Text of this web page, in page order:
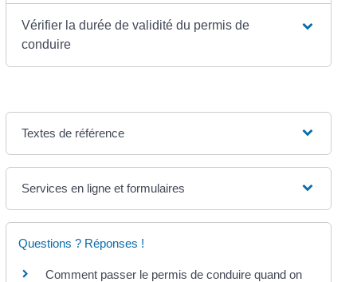
Vérifier la durée de validité du permis de
conduire
Textes de référence
Services en ligne et formulaires
Questions ? Réponses !
Comment passer le permis de conduire quand on